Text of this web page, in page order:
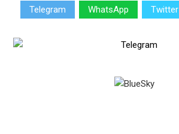
Telegram WhatsApp Twitter